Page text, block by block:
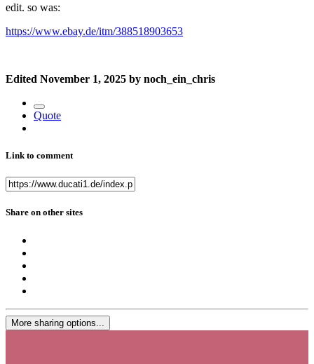
edit. so was:
https://www.ebay.de/itm/388518903653
Edited November 1, 2025 by noch_ein_chris
Quote
Link to comment
Share on other sites
More sharing options...